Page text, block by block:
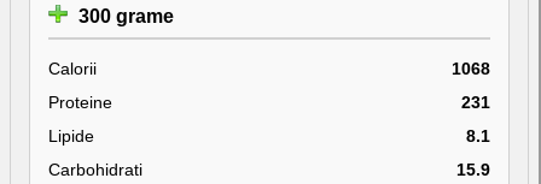
300 grame
Calorii
1068
Proteine
231
Lipide
8.1
Carbohidrati
15.9